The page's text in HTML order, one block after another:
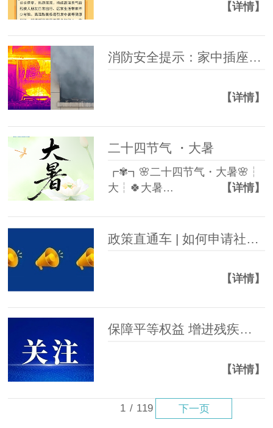
【详情】
消防安全提示：家中插座起火，如何正确处理！
【详情】
二十四节气 ・大暑
┏✾┓🌸二十四节气・大暑🌸┆
大┆🍀大暑…
【详情】
政策直通车 | 如何申请社会救助？全流程详解
【详情】
保障平等权益 增进残疾人福祉
【详情】
1 / 119 下一页